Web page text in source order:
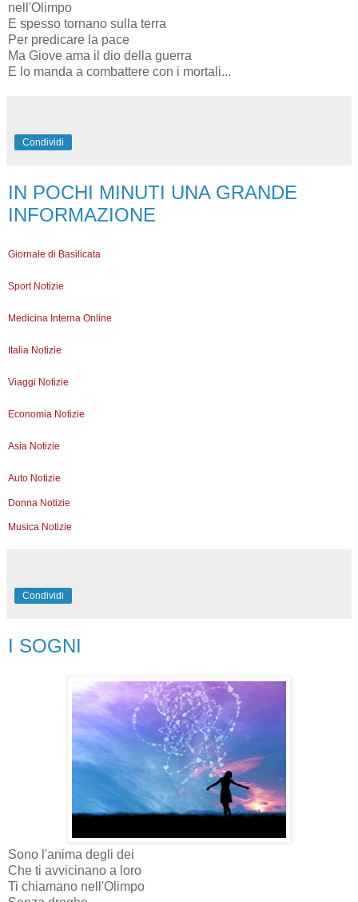
nell'Olimpo
E spesso tornano sulla terra
Per predicare la pace
Ma Giove ama il dio della guerra
E lo manda a combattere con i mortali...
Condividi
IN POCHI MINUTI UNA GRANDE
INFORMAZIONE
Giornale di Basilicata
Sport Notizie
Medicina Interna Online
Italia Notizie
Viaggi Notizie
Economia Notizie
Asia Notizie
Auto Notizie
Donna Notizie
Musica Notizie
Condividi
I SOGNI
Sono l'anima degli dei
Che ti avvicinano a loro
Ti chiamano nell'Olimpo